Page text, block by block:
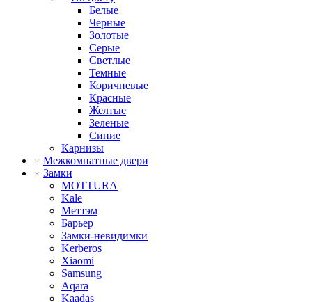
Белые
Черные
Золотые
Серые
Светлые
Темные
Коричневые
Красные
Желтые
Зеленые
Синие
Карнизы
Межкомнатные двери
Замки
MOTTURA
Kale
Меттэм
Барьер
Замки-невидимки
Kerberos
Xiaomi
Samsung
Aqara
Kaadas